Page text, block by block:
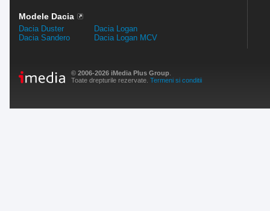
Modele Dacia
Dacia Duster
Dacia Sandero
Dacia Logan
Dacia Logan MCV
© 2006-2026 iMedia Plus Group
Toate drepturile rezervate. Termeni si conditii